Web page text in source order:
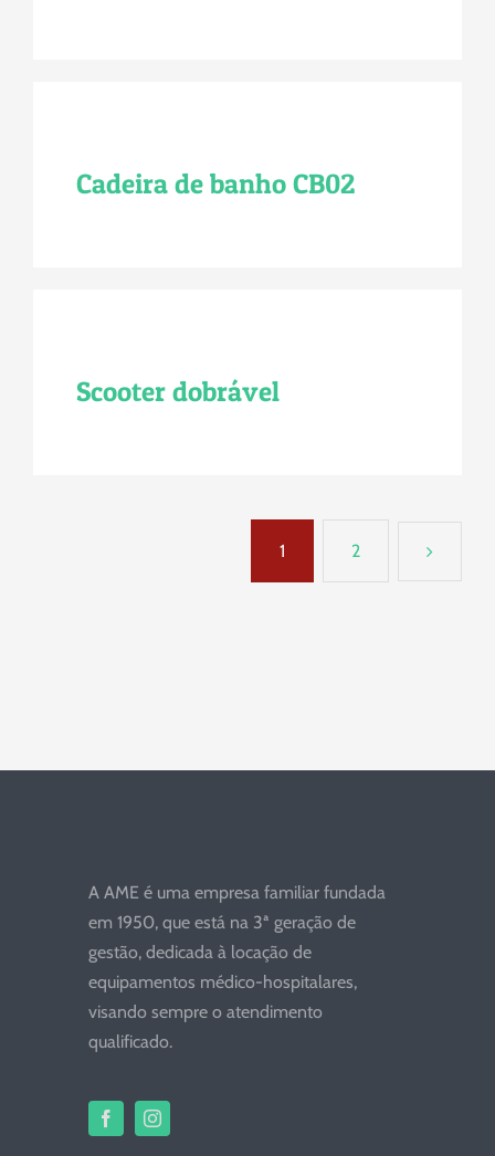
Cadeira de banho CB02
Scooter dobrável
1 2
A AME é uma empresa familiar fundada
em 1950, que está na 3ª geração de
gestão, dedicada à locação de
equipamentos médico-hospitalares,
visando sempre o atendimento
qualificado.